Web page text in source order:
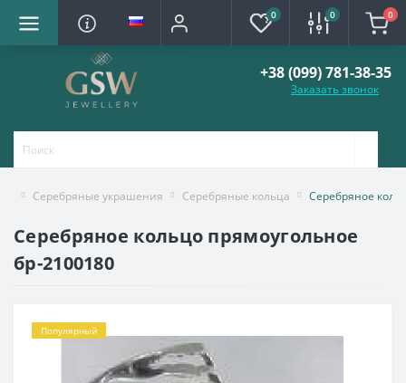
0 0 0
+38 (099) 781-38-35
Заказать звонок
Серебряные украшения Серебряные кольца Серебряное
Серебряное кольцо прямоугольное
бр-2100180
Популярный